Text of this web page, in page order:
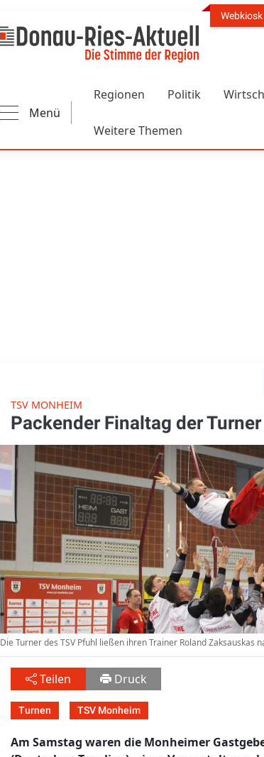
Webkiosk
Menü
Regionen Politik
Weitere Themen
TSV MONHEIM
Packender Finaltag der
Die Turner des TSV Pfuhl ließen ihren Trainer Roland Zaksauskas
Teilen Druck
Turnen TSV Monheim
Am Samstag waren die Monheimer